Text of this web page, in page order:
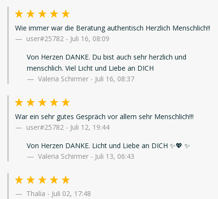
Wie immer war die Beratung authentisch Herzlich Menschlich!!
user#25782 - Juli 16, 08:09
Von Herzen DANKE. Du bist auch sehr herzlich und
menschlich. Viel Licht und Liebe an DICH
Valeria Schirmer - Juli 16, 08:37
War ein sehr gutes Gespräch vor allem sehr Menschlich!!!
user#25782 - Juli 12, 19:44
Von Herzen DANKE. Licht und Liebe an DICH ✨️💖 ✨️
Valeria Schirmer - Juli 13, 06:43
Thalia - Juli 02, 17:48